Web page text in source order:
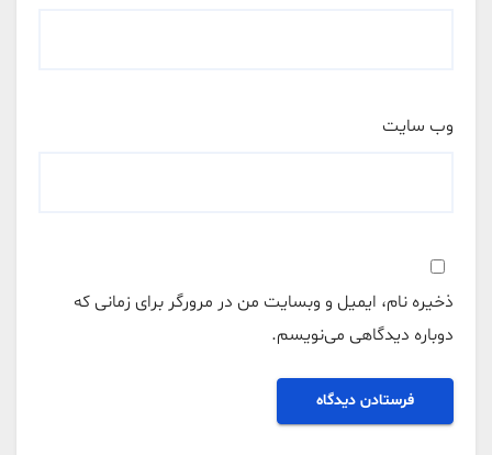
وب‌ سایت
ذخیره نام، ایمیل و وبسایت من در مرورگر برای زمانی که
دوباره دیدگاهی می‌نویسم.